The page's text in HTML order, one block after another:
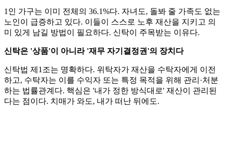
1인 가구는 이미 전체의 36.1%다. 자녀도, 돌봐 줄 가족도 없는
노인이 급증하고 있다. 이들이 스스로 노후 재산을 지키고 의
미 있게 남길 방법이 필요하다. 신탁이 주목받는 이유다.
신탁은 '상품'이 아니라 '재무 자기결정권'의 장치다
신탁법 제1조는 명확하다. 위탁자가 재산을 수탁자에게 이전
하고, 수탁자는 이를 수익자 또는 특정 목적을 위해 관리·처분
하는 법률관계다. 핵심은 '내가 정한 방식대로' 재산이 관리된
다는 점이다. 치매가 와도, 내가 떠난 뒤에도.